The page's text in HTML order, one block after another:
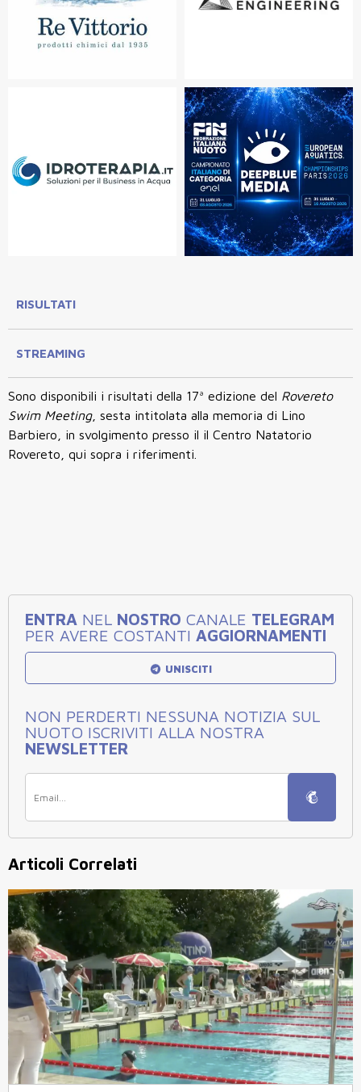
RISULTATI
STREAMING
Sono disponibili i risultati della 17ª edizione del Rovereto
Swim Meeting, sesta intitolata alla memoria di Lino
Barbiero, in svolgimento presso il il Centro Natatorio
Rovereto, qui sopra i riferimenti.
ENTRA NEL NOSTRO CANALE TELEGRAM
PER AVERE COSTANTI AGGIORNAMENTI
UNISCITI
NON PERDERTI NESSUNA NOTIZIA SUL
NUOTO ISCRIVITI ALLA NOSTRA
NEWSLETTER
Articoli Correlati